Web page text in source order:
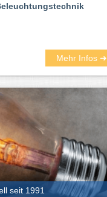
Mehr Infos ➜
seit 1991